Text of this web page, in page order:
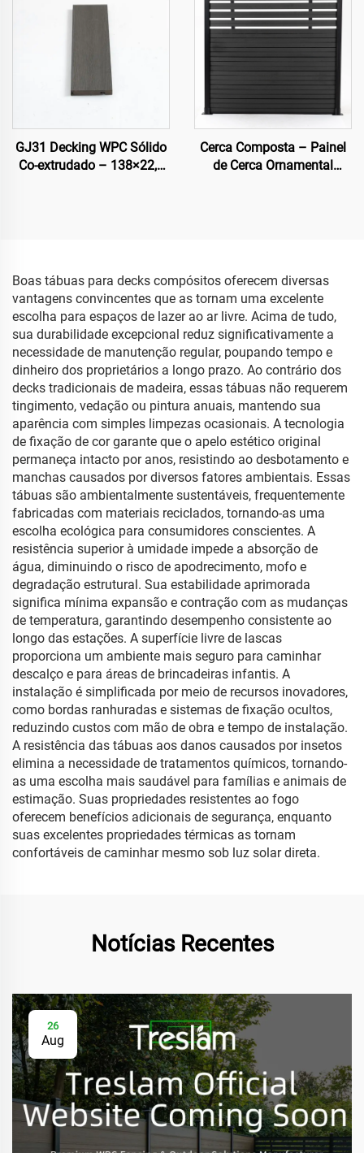
GJ31 Decking WPC Sólido
Co-extrudado – 138×22,5
Cerca Composta – Painel
de Cerca Ornamental
Boas tábuas para decks compósitos oferecem diversas
vantagens convincentes que as tornam uma excelente
escolha para espaços de lazer ao ar livre. Acima de tudo,
sua durabilidade excepcional reduz significativamente a
necessidade de manutenção regular, poupando tempo e
dinheiro dos proprietários a longo prazo. Ao contrário dos
decks tradicionais de madeira, essas tábuas não requerem
tingimento, vedação ou pintura anuais, mantendo sua
aparência com simples limpezas ocasionais. A tecnologia
de fixação de cor garante que o apelo estético original
permaneça intacto por anos, resistindo ao desbotamento e
manchas causados por diversos fatores ambientais. Essas
tábuas são ambientalmente sustentáveis, frequentemente
fabricadas com materiais reciclados, tornando-as uma
escolha ecológica para consumidores conscientes. A
resistência superior à umidade impede a absorção de
água, diminuindo o risco de apodrecimento, mofo e
degradação estrutural. Sua estabilidade aprimorada
significa mínima expansão e contração com as mudanças
de temperatura, garantindo desempenho consistente ao
longo das estações. A superfície livre de lascas
proporciona um ambiente mais seguro para caminhar
descalço e para áreas de brincadeiras infantis. A
instalação é simplificada por meio de recursos inovadores,
como bordas ranhuradas e sistemas de fixação ocultos,
reduzindo custos com mão de obra e tempo de instalação.
A resistência das tábuas aos danos causados por insetos
elimina a necessidade de tratamentos químicos, tornando-
as uma escolha mais saudável para famílias e animais de
estimação. Suas propriedades resistentes ao fogo
oferecem benefícios adicionais de segurança, enquanto
suas excelentes propriedades térmicas as tornam
confortáveis de caminhar mesmo sob luz solar direta.
Notícias Recentes
26
Aug